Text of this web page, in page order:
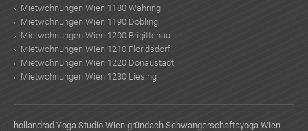
Mietwohnungen Wien 1180 Währing
Mietwohnungen Wien 1190 Döbling
Mietwohnungen Wien 1200 Brigittenau
Mietwohnungen Wien 1210 Floridsdorf
Mietwohnungen Wien 1220 Donaustadt
Mietwohnungen Wien 1230 Liesing
hollandrad Yoga Studio Wien gründach Schwangerschaftsyoga Wien